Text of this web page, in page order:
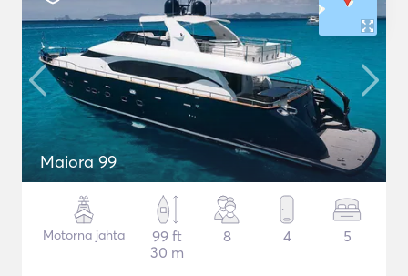
Maiora 99
Motorna jahta
99 ft
30 m
8 4 5